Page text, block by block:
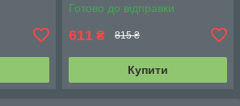
Готово до відправки
611 ₴ 815 ₴
Купити